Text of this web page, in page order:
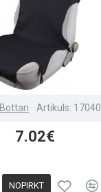
Bottari Artikuls: 17040
7.02€
NOPIRKT